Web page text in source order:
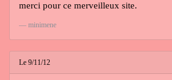
merci pour ce merveilleux site.
minimene
Le 9/11/12